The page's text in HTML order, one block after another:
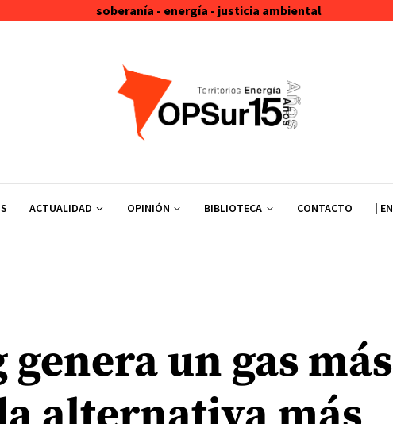
soberanía - energía - justicia ambiental
ACTUALIDAD OPINIÓN BIBLIOTECA CONTACTO | EN
un gas más